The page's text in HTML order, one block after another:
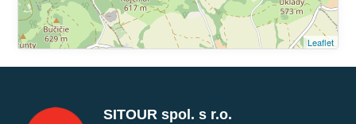
Leaflet
SITOUR spol. s r.o.